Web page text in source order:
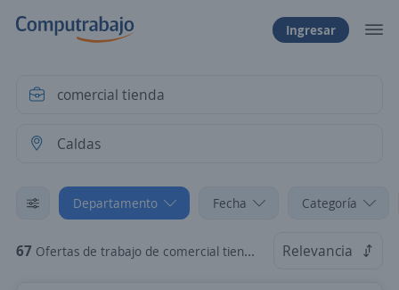
Ingresar
Departamento Fecha Categoría
67 Ofertas de trabajo de comercial tienda en Caldas Relevancia